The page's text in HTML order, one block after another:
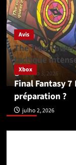
Avis
The Two
tactique
agosto 3, 2026
Xbox
Xbox
Final Fantasy
préparation ?
julho 2, 2026